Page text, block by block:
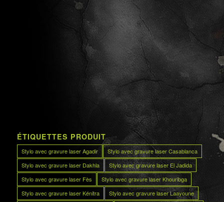
ÉTIQUETTES PRODUIT
Stylo avec gravure laser Agadir
Stylo avec gravure laser Casablanca
Stylo avec gravure laser Dakhla
Stylo avec gravure laser El Jadida
Stylo avec gravure laser Fès
Stylo avec gravure laser Khouribga
Stylo avec gravure laser Kénitra
Stylo avec gravure laser Laayoune